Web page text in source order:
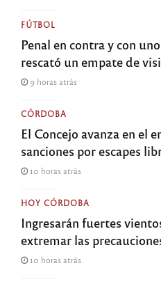
FÚTBOL
Penal en contra y con
rescató un empate de
9 horas atrás
CÓRDOBA
El Concejo avanza en el
sanciones por escapes
10 horas atrás
HOY CÓRDOBA
Ingresarán fuertes
extremar las
10 horas atrás